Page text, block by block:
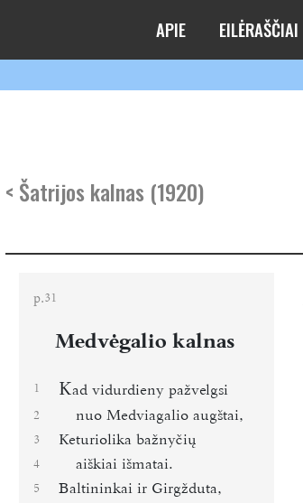
APIE EILĖRAŠČIAI
< Šatrijos kalnas (1920)
p.31
Medvėgalio kalnas
1 Kad vidurdieny pažvelgsi
2 nuo Medviagalio augštai,
3 Keturiolika bažnyčių
4 aiškiai išmatai.
5 Baltininkai ir Girgžduta,